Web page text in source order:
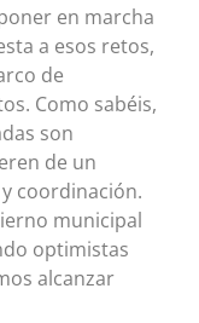
en marcha
a esos retos,
de
Como sabéis,
son
de un
coordinación.
municipal
optimistas
alcanzar